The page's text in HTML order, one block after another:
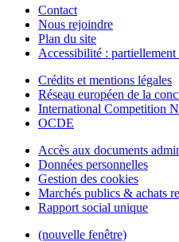
Contact
Nous rejoindre
Plan du site
Accessibilité :
Crédits et mentions légales
Réseau européen de la
International Competition
OCDE
Accès aux documents
Données personnelles
Gestion des cookies
Marchés publics & achats
Rapport social unique
(nouvelle fenêtre)